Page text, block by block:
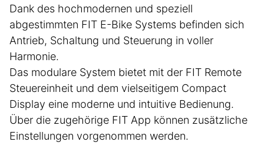
Dank des hochmodernen und speziell
abgestimmten FIT E-Bike Systems befinden sich
Antrieb, Schaltung und Steuerung in voller
Harmonie.
Das modulare System bietet mit der FIT Remote
Steuereinheit und dem vielseitigem Compact
Display eine moderne und intuitive Bedienung.
Über die zugehörige FIT App können zusätzliche
Einstellungen vorgenommen werden.